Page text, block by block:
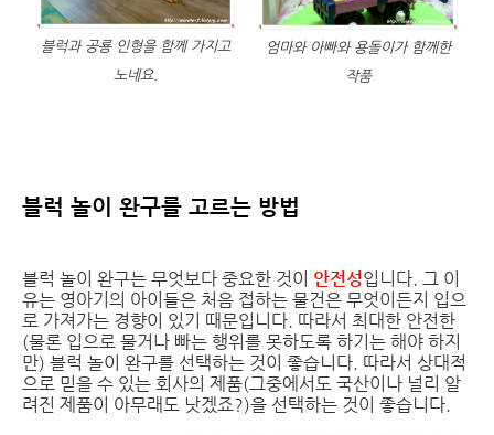
블럭과 공룡 인형을 함께 가지고
노네요.
엄마와 아빠와 용돌이가 함께한
작품
블럭 놀이 완구를 고르는 방법
블럭 놀이 완구는 무엇보다 중요한 것이 안전성입니다. 그 이
유는 영아기의 아이들은 처음 접하는 물건은 무엇이든지 입으
로 가져가는 경향이 있기 때문입니다. 따라서 최대한 안전한
(물론 입으로 물거나 빠는 행위를 못하도록 하기는 해야 하지
만) 블럭 놀이 완구를 선택하는 것이 좋습니다. 따라서 상대적
으로 믿을 수 있는 회사의 제품(그중에서도 국산이나 널리 알
려진 제품이 아무래도 낫겠죠?)을 선택하는 것이 좋습니다.